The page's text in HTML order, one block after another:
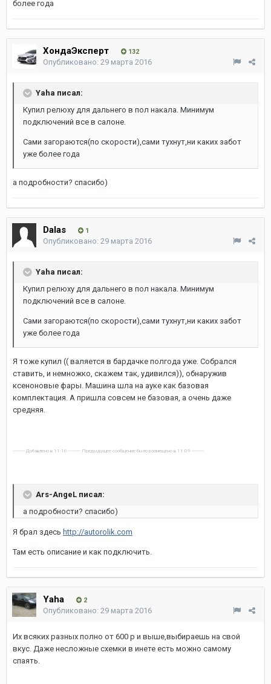
более года
ХондаЭксперт 132
Опубликовано: 29 марта 2016
Yaha писал:
Купил релюху для дальнего в пол накала. Минимум
подключений все в салоне.
Сами загораются(по скорости),сами тухнут,ни каких забот
уже более года
а подробности? спасибо)
Dalas 1
Опубликовано: 29 марта 2016
Yaha писал:
Купил релюху для дальнего в пол накала. Минимум
подключений все в салоне.
Сами загораются(по скорости),сами тухнут,ни каких забот
уже более года
Я тоже купил (( валяется в бардачке полгода уже. Собрался
ставить, и немножко, скажем так, удивился)), обнаружив
ксеноновые фары. Машина шла на ауке как базовая
комплектация. А пришла совсем не базовая, а очень даже
средняя.
---------- Добавлено в 11:16 ---------- Предыдущее сообщение было размещено в 11:09 ----------
Ars-AngeL писал:
а подробности? спасибо)
Я брал здесь http://autorolik.com
Там есть описание и как подключить.
Yaha 2
Опубликовано: 29 марта 2016
Их всяких разных полно от 600 р и выше,выбираешь на свой
вкус. Даже несложные схемки в инете есть можно самому
спаять.